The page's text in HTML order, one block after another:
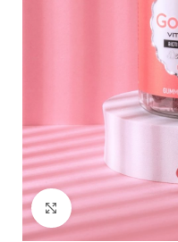
Click to enlarge